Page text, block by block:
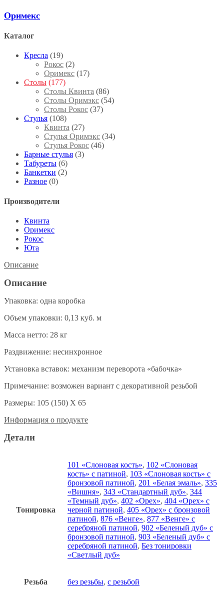
Оримекс
Каталог
Кресла (19)
Рокос (2)
Оримекс (17)
Столы (177)
Столы Квинта (86)
Столы Оримэкс (54)
Столы Рокос (37)
Стулья (108)
Квинта (27)
Стулья Оримэкс (34)
Стулья Рокос (46)
Барные стулья (3)
Табуреты (6)
Банкетки (2)
Разное (0)
Производители
Квинта
Оримекс
Рокос
Юта
Описание
Описание
Упаковка: одна коробка
Объем упаковки: 0,13 куб. м
Масса нетто: 28 кг
Раздвижение: несинхронное
Установка вставок: механизм переворота «бабочка»
Примечание: возможен вариант с декоративной резьбой
Размеры: 105 (150) Х 65
Информация о продукте
Детали
Тонировка
101 «Слоновая кость», 102 «Слоновая
кость» с патиной, 103 «Слоновая кость» с
бронзовой патиной, 201 «Белая эмаль», 335
«Вишня», 343 «Стандартный дуб», 344
«Темный дуб», 402 «Орех», 404 «Орех» с
черной патиной, 405 «Орех» с бронзовой
патиной, 876 «Венге», 877 «Венге» с
серебряной патиной, 902 «Беленый дуб» с
бронзовой патиной, 903 «Беленый дуб» с
серебряной патиной, Без тонировки
«Светлый дуб»
Резьба без резьбы, с резьбой